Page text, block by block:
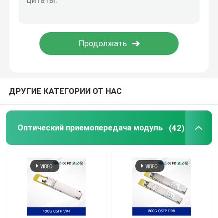
Оптический трансивер NVIDIA
Лицензия Extreme Networks
Точки подхода драки беспроводные
Переключатель сети драки
ДРУГИЕ КАТЕГОРИИ ОТ НАС
Оптический приемопередача модуль (42)